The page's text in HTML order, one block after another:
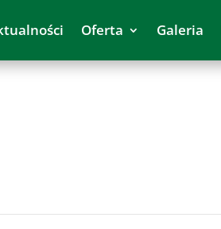
Oferta Galeria